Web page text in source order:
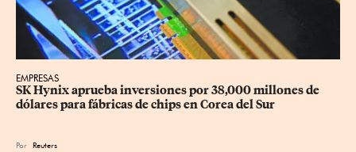
EMPRESAS
SK Hynix aprueba inversiones por 38,000 millones de
dólares para fábricas de chips en Corea del Sur
Por Reuters